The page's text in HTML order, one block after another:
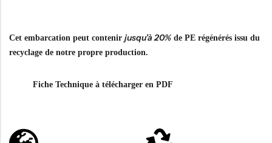
Cet embarcation peut contenir jusqu’à 20% de PE régénérés issu du
recyclage de notre propre production.
Fiche Technique à télécharger en PDF